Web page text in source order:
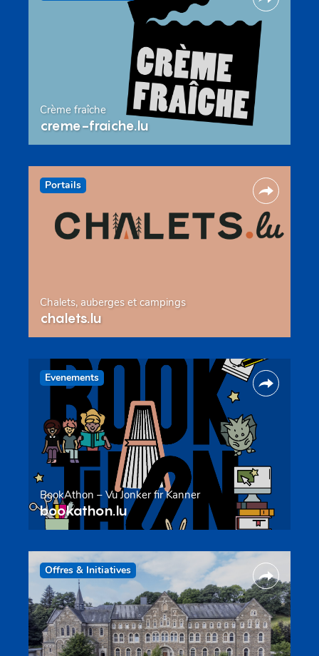
Crème fraîche
creme-fraiche.lu
Portails
Chalets, auberges et campings
chalets.lu
Evenements
BookAthon – Vu Jonker fir Kanner
bookathon.lu
Offres & Initiatives